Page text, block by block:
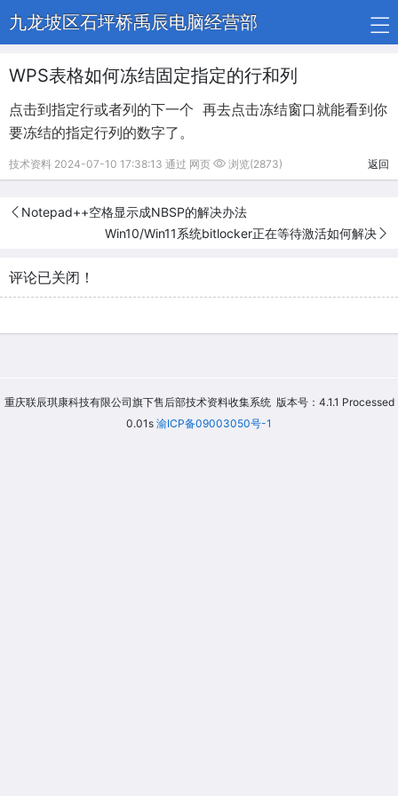
九龙坡区石坪桥禹辰电脑经营部
WPS表格如何冻结固定指定的行和列
点击到指定行或者列的下一个 再去点击冻结窗口就能看到你
要冻结的指定行列的数字了。
技术资料 2024-07-10 17:38:13 通过 网页 浏览(2873) 返回
Notepad++空格显示成NBSP的解决办法
Win10/Win11系统bitlocker正在等待激活如何解决
评论已关闭！
重庆联辰琪康科技有限公司旗下售后部技术资料收集系统 版本号：4.1.1 Processed
0.01s 渝ICP备09003050号-1